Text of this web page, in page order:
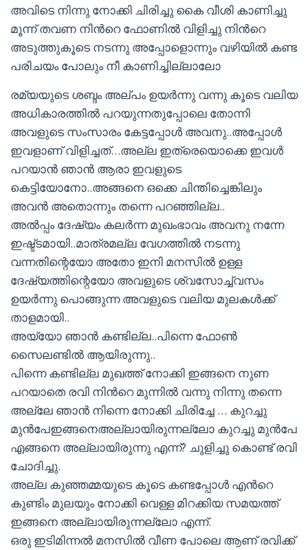
അവിടെ നിന്നു നോക്കി ചിരിച്ചു കൈ വീശി കാണിച്ചു
മൂന്ന് തവണ നിന്‍റെ ഫോണില്‍ വിളിച്ചു നിന്‍റെ
അടുത്തുകൂടെ നടന്നു അപ്പോളൊന്നും വഴിയില്‍ കണ്ട
പരിചയം പോലും നീ കാണിച്ചില്ലാലോ
രമ്യയുടെ ശബ്ദം അല്പം ഉയര്‍ന്നു വന്നു കൂടെ വലിയ
അധികാരത്തില്‍ പറയുന്നതുപ്പോലെ തോന്നി
അവളുടെ സംസാരം കേട്ടപ്പോള്‍ അവനു..അപ്പോള്‍
ഇവളാണ് വിളിച്ചത്…അല്ല ഇത്രെയൊക്കെ ഇവള്‍
പറയാന്‍ ഞാന്‍ ആരാ ഇവളുടെ
കെട്ടിയോനോ..അങ്ങനെ ഒക്കെ ചിന്തിച്ചെങ്കിലും
അവന്‍ അതൊന്നും തന്നെ പറഞ്ഞില്ല..
അല്‍പ്പം ദേഷ്യം കലര്‍ന്ന മുഖംഭാവം അവനു നന്നേ
ഇഷ്ട്ടമായി..മാത്രമല്ല വേഗത്തില്‍ നടന്നു
വന്നതിന്റെയോ അതോ ഇനി മനസില്‍ ഉള്ള
ദേഷ്യത്തിന്റെയോ അവളുടെ ശ്വസോച്ച്വസം
ഉയര്‍ന്നു പൊങ്ങുന്ന അവളുടെ വലിയ മുലകള്‍ക്ക്
താളമായി..
അയ്യോ ഞാന്‍ കണ്ടില്ല..പിന്നെ ഫോണ്‍
സൈലണ്ടില്‍ ആയിരുന്നു..
പിന്നെ കണ്ടില്ല മുഖത്ത് നോക്കി ഇങ്ങനെ നുണ
പറയാതെ രവി നിന്‍റെ മുന്നില്‍ വന്നു നിന്നു തന്നെ
അല്ലേ ഞാന്‍ നിന്നെ നോക്കി ചിരിച്ചേ … കുറച്ചു
മുന്‍പേഇങ്ങനെഅല്ലായിരുന്നല്ലോ കുറച്ചു മുന്‍പേ
എങ്ങനെ അല്ലായിരുന്നു എന്ന്? ചുളിച്ചു കൊണ്ട് രവി
ചോദിച്ചു.
അല്ല കുഞ്ഞമ്മയുടെ കൂടെ കണ്ടപ്പോള്‍ എന്‍റെ
കുണ്ടിം മുലയും നോക്കി വെള്ള മിറക്കിയ സമയത്ത്
ഇങ്ങനെ അല്ലായിരുന്നല്ലോ എന്ന്.
ഒരു ഇടിമിന്നല്‍ മനസില്‍ വീണ പോലെ ആണ് രവിക്ക്